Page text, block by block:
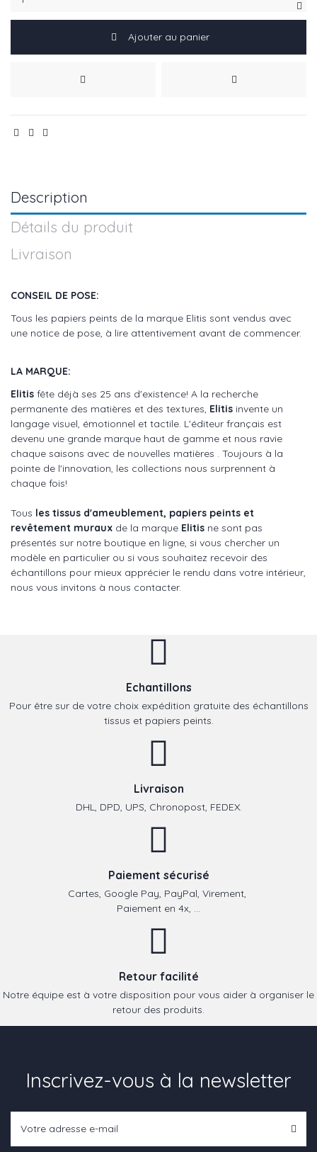
Ajouter au panier
Description
Détails du produit
Livraison
CONSEIL DE POSE:
Tous les papiers peints de la marque Elitis sont vendus avec
une notice de pose, à lire attentivement avant de commencer.
LA MARQUE:
Elitis fête déjà ses 25 ans d'existence! A la recherche
permanente des matières et des textures, Elitis invente un
langage visuel, émotionnel et tactile. L'éditeur français est
devenu une grande marque haut de gamme et nous ravie
chaque saisons avec de nouvelles matières . Toujours à la
pointe de l'innovation, les collections nous surprennent à
chaque fois!
Tous les tissus d'ameublement, papiers peints et
revêtement muraux de la marque Elitis ne sont pas
présentés sur notre boutique en ligne, si vous chercher un
modèle en particulier ou si vous souhaitez recevoir des
échantillons pour mieux apprécier le rendu dans votre intérieur,
nous vous invitons à nous contacter.
Echantillons
Pour être sur de votre choix expédition gratuite des échantillons
tissus et papiers peints.
Livraison
DHL, DPD, UPS, Chronopost, FEDEX.
Paiement sécurisé
Cartes, Google Pay, PayPal, Virement,
Paiement en 4x, ...
Retour facilité
Notre équipe est à votre disposition pour vous aider à organiser le
retour des produits.
Inscrivez-vous à la newsletter